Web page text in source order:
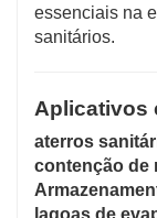
essenciais na
sanitários.
Aplicativos
aterros
contenção de